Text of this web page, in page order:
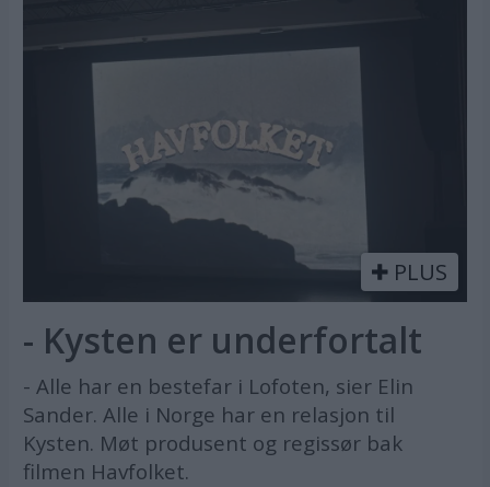
PLUS
- Kysten er underfortalt
- Alle har en bestefar i Lofoten, sier Elin
Sander. Alle i Norge har en relasjon til
Kysten. Møt produsent og regissør bak
filmen Havfolket.